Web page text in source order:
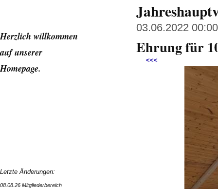
03.06.2022
Ehrung für
<<<
Herzlich willkommen
auf unserer
Homepage.
Letzte Änderungen:
08.08.26 Mitgliederbereich